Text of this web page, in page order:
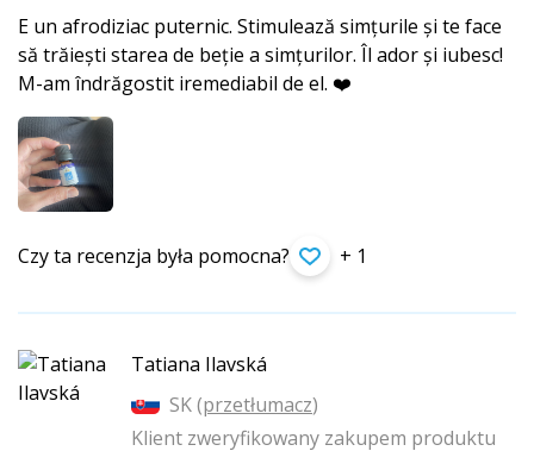
E un afrodiziac puternic. Stimulează simțurile și te face
să trăiești starea de beție a simțurilor. Îl ador și iubesc!
M-am îndrăgostit iremediabil de el. ❤️
Czy ta recenzja była pomocna? + 1
Tatiana Ilavská
SK (przetłumacz)
Klient zweryfikowany zakupem produktu